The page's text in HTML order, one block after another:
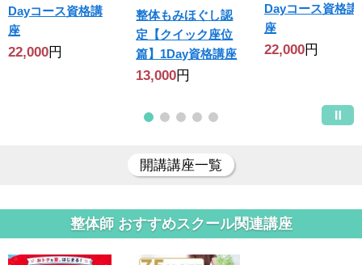
Dayコース資格講
座
22,000円
整体もみほぐし認
定【クイック座位
篇】1Day資格講座
13,000円
Dayコース資格講
座
22,000円
開講講座一覧
整体師 おすすめスクール関連講座